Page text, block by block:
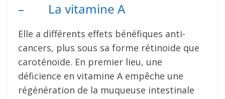
– La vitamine A
Elle a différents effets bénéfiques anti-
cancers, plus sous sa forme rétinoïde que
caroténoïde. En premier lieu, une
déficience en vitamine A empêche une
régénération de la muqueuse intestinale